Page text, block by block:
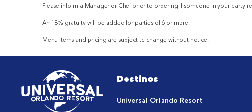
Please inform a Manager or Chef prior to ordering if someone in your party
An 18% gratuity will be added for parties of 6 or more.
Menu items and pricing are subject to change without notice.
Destinos
Universal Orlando Resort